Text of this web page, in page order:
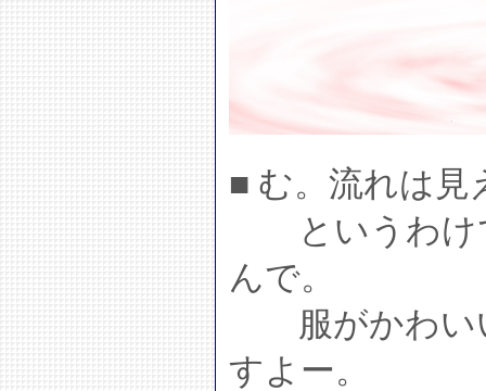
■ む。流れは見
というわけ
んで。
服がかわい
すよー。